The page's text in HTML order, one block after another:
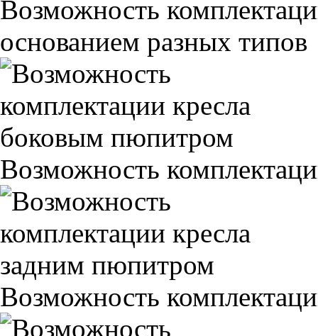
Возможность
основанием разных типов
Возможность
Возможность